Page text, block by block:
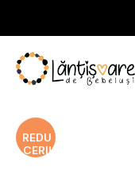
REDU
CERI!